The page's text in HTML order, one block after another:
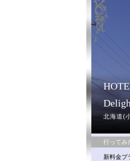
北海道(
行ってみ
新料金プ